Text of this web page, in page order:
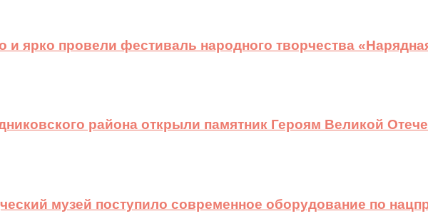
ярко провели фестиваль народного творчества
района открыли памятник Героям Великой
музей поступило современное оборудование по